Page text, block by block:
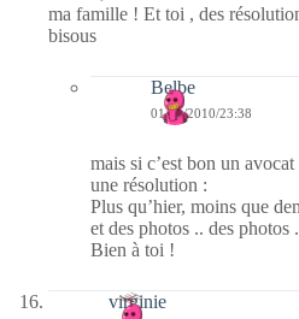
ma famille ! Et toi , des
bisous
Belbe
01/01/2010/23:38
mais si c’est bon un
une résolution :
Plus qu’hier, moins que
et des photos .. des photos
Bien à toi !
virginie